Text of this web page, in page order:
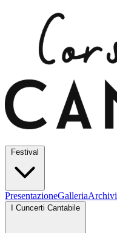
PresentazioneGalleriaArchivi